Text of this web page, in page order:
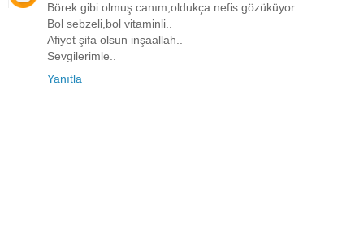
Börek gibi olmuş canım,oldukça nefis gözüküyor..
Bol sebzeli,bol vitaminli..
Afiyet şifa olsun inşaallah..
Sevgilerimle..
Yanıtla